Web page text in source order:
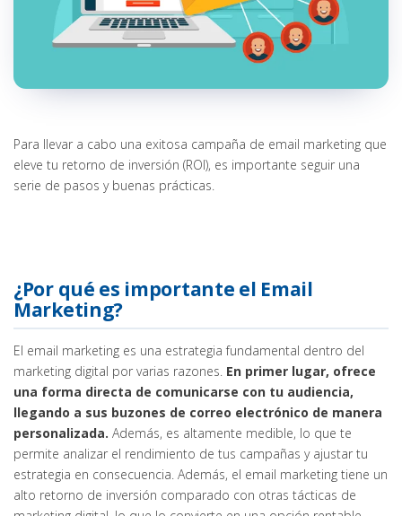
Para llevar a cabo una exitosa campaña de email marketing que
eleve tu retorno de inversión (ROI), es importante seguir una
serie de pasos y buenas prácticas.
¿Por qué es importante el Email
Marketing?
El email marketing es una estrategia fundamental dentro del
marketing digital por varias razones. En primer lugar, ofrece
una forma directa de comunicarse con tu audiencia,
llegando a sus buzones de correo electrónico de manera
personalizada. Además, es altamente medible, lo que te
permite analizar el rendimiento de tus campañas y ajustar tu
estrategia en consecuencia. Además, el email marketing tiene un
alto retorno de inversión comparado con otras tácticas de